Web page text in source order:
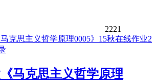
2221
马克思主义哲学原理